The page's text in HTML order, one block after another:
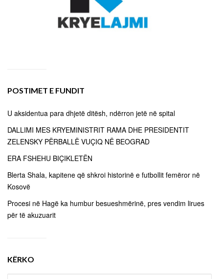
POSTIMET E FUNDIT
U aksidentua para dhjetë ditësh, ndërron jetë në spital
DALLIMI MES KRYEMINISTRIT RAMA DHE PRESIDENTIT
ZELENSKY PËRBALLË VUÇIQ NË BEOGRAD
ERA FSHEHU BIÇIKLETËN
Blerta Shala, kapitene që shkroi historinë e futbollit femëror në
Kosovë
Procesi në Hagë ka humbur besueshmërinë, pres vendim lirues
për të akuzuarit
KËRKO